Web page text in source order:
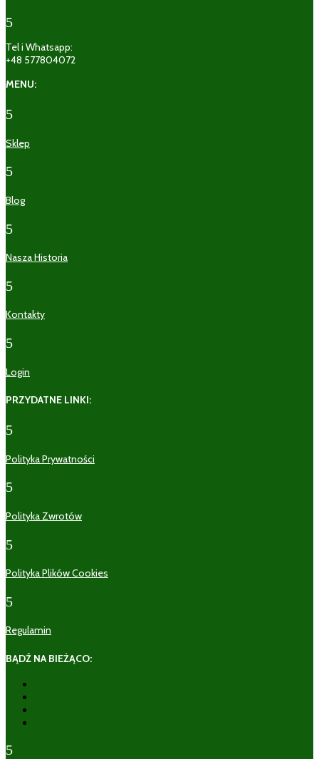
5
Tel i Whatsapp:
+48 577804072
MENU:
5
Sklep
5
Blog
5
Nasza Historia
5
Kontakty
5
Login
PRZYDATNE LINKI:
5
Polityka Prywatności
5
Polityka Zwrotów
5
Polityka Plików Cookies
5
Regulamin
BĄDŹ NA BIEŻĄCO:
5